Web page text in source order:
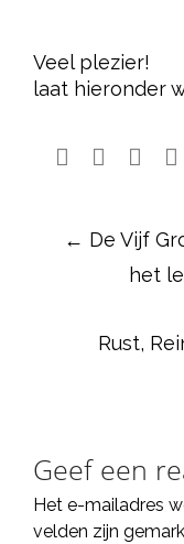
Veel plezier!
laat hieronder
navigation
← De Vijf
het
Rust,
Geef een
Het e-mailadres
velden zijn